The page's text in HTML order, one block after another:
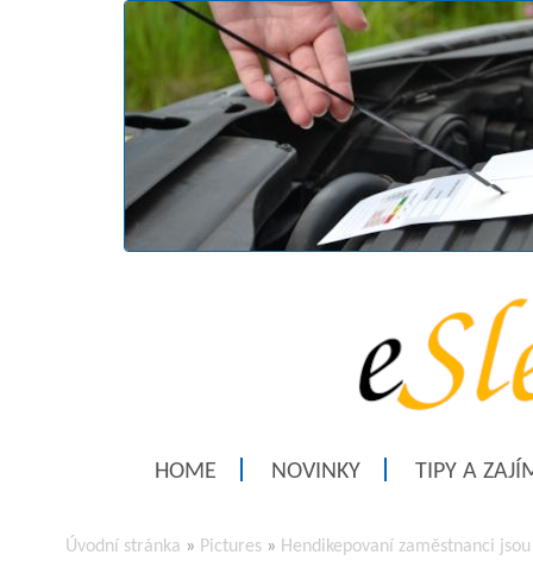
HOME NOVINKY TIPY A
Úvodní stránka » Pictures » Hendikepovaní zaměstnanci